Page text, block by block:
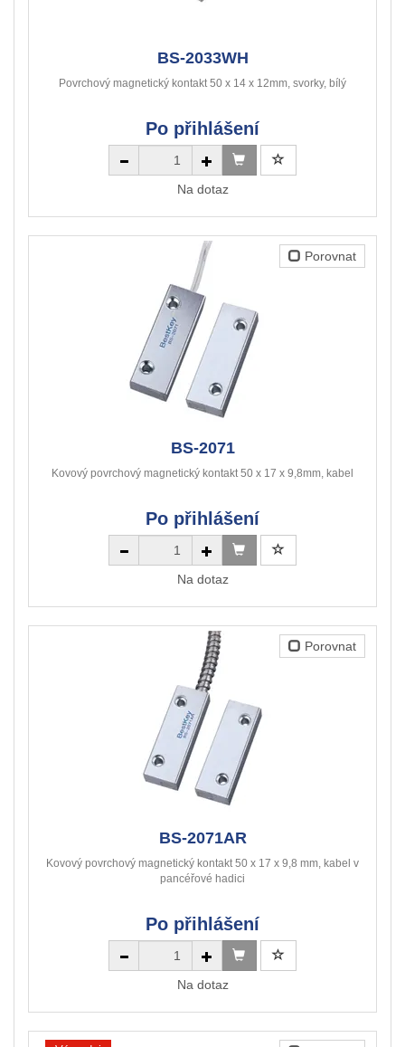
BS-2033WH
Povrchový magnetický kontakt 50 x 14 x 12mm, svorky, bílý
Po přihlášení
Na dotaz
Porovnat
BS-2071
Kovový povrchový magnetický kontakt 50 x 17 x 9,8mm, kabel
Po přihlášení
Na dotaz
Porovnat
BS-2071AR
Kovový povrchový magnetický kontakt 50 x 17 x 9,8 mm, kabel v
pancéřové hadici
Po přihlášení
Na dotaz